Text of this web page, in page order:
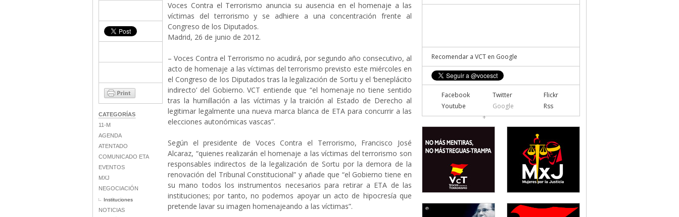
CATEGORÍAS
11-M
AGENDA
ATENTADO
COMUNICADO ETA
EVENTOS
MXJ
NEGOCIACIÓN
Instituciones
NOTICIAS
Voces Contra el Terrorismo anuncia su ausencia en el homenaje a las
víctimas del terrorismo y se adhiere a una concentración frente al
Congreso de los Diputados.
Madrid, 26 de junio de 2012.
– Voces Contra el Terrorismo no acudirá, por segundo año consecutivo, al
acto de homenaje a las víctimas del terrorismo previsto este miércoles en
el Congreso de los Diputados tras la legalización de Sortu y el ‘beneplácito
indirecto’ del Gobierno. VCT entiende que “el homenaje no tiene sentido
tras la humillación a las víctimas y la traición al Estado de Derecho al
legitimar legalmente una nueva marca blanca de ETA para concurrir a las
elecciones autonómicas vascas”.
Según el presidente de Voces Contra el Terrorismo, Francisco José
Alcaraz, “quienes realizarán el homenaje a las víctimas del terrorismo son
responsables indirectos de la legalización de Sortu por la demora de la
renovación del Tribunal Constitucional” y añade que “el Gobierno tiene en
su mano todos los instrumentos necesarios para retirar a ETA de las
instituciones; por tanto, no podemos apoyar un acto de hipocresía que
pretende lavar su imagen homenajeando a las víctimas”.
Recomendar a VCT en Google
Facebook Twitter
Flickr
Youtube
Google
+
Rss